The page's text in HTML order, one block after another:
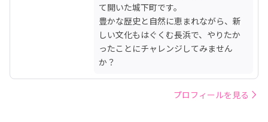
て開いた城下町です。
豊かな歴史と自然に恵まれながら、新
しい文化もはぐくむ長浜で、やりたか
ったことにチャレンジしてみません
か？
プロフィールを見る